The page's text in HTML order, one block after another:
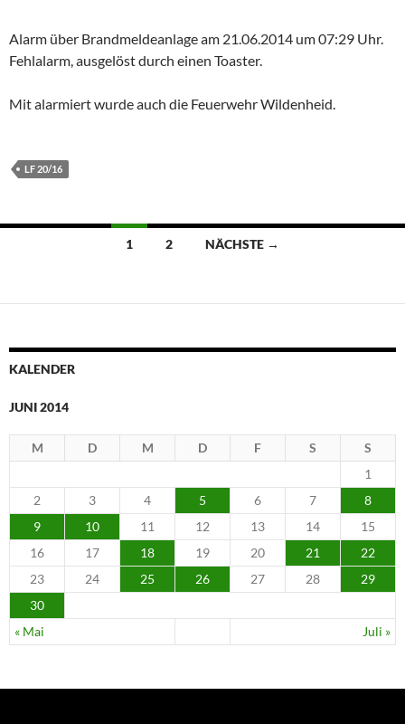
Alarm über Brandmeldeanlage am 21.06.2014 um 07:29 Uhr.
Fehlalarm, ausgelöst durch einen Toaster.
Mit alarmiert wurde auch die Feuerwehr Wildenheid.
LF 20/16
Beitragsnavigation
1 2 NÄCHSTE →
KALENDER
JUNI 2014
M D M D F S S
« Mai Juli »
1
2
3 4 5 6 7
8
9
10 11 12 13 14
15
16
17 18 19 20 21
22
23
24 25 26 27 28
29
30